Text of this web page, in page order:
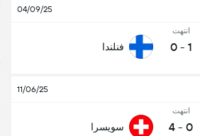
04/09/25
انتهت
1
-
0 فنلندا
11/06/25
انتهت
0
-
4 سويسرا